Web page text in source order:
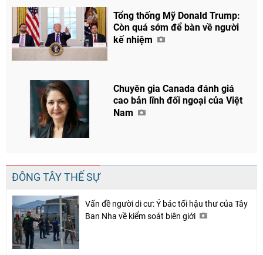
Chia sẻ
Tổng thống Mỹ Donald Trump:
Còn quá sớm để bàn về người
kế nhiệm
Chuyên gia Canada đánh giá
cao bản lĩnh đối ngoại của Việt
Nam
ĐÔNG TÂY THẾ SỰ
Vấn đề người di cư: Ý bác tối hậu thư của Tây
Ban Nha về kiểm soát biên giới